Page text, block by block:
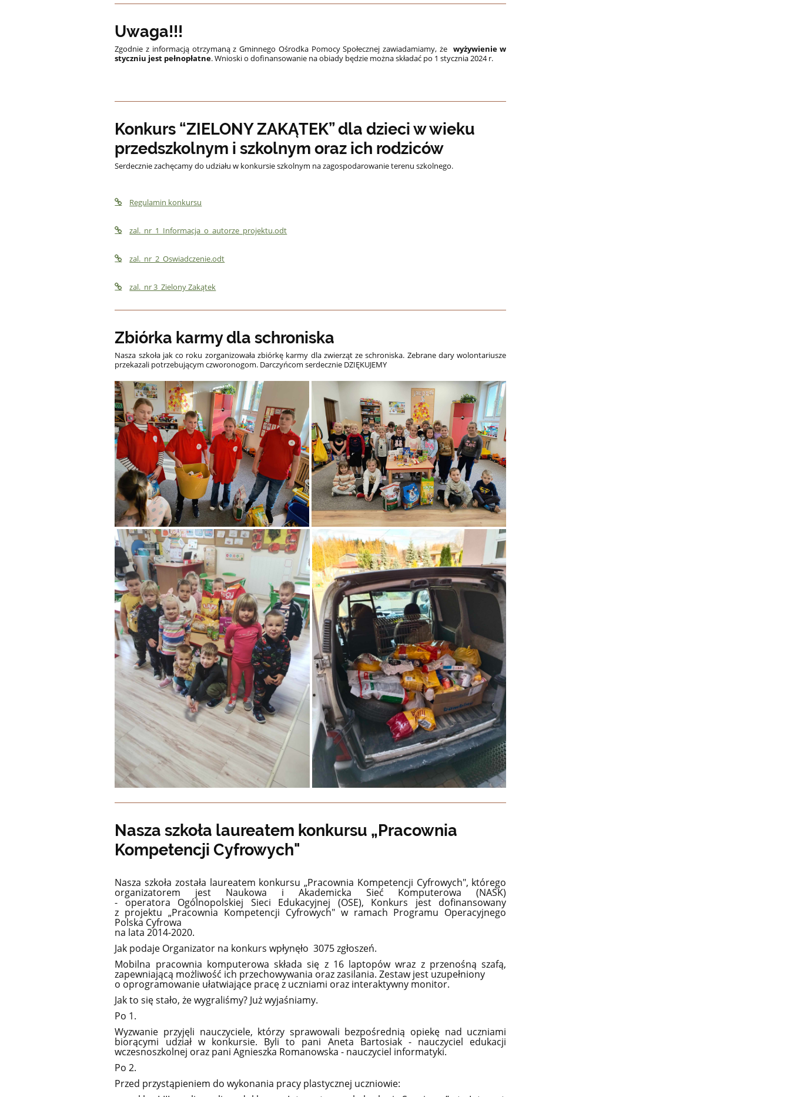
Uwaga!!!
Zgodnie z informacją otrzymaną z Gminnego Ośrodka Pomocy Społecznej zawiadamiamy, że wyżywienie w
styczniu jest pełnopłatne. Wnioski o dofinansowanie na obiady będzie można składać po 1 stycznia 2024 r.
Konkurs “ZIELONY ZAKĄTEK” dla dzieci w wieku
przedszkolnym i szkolnym oraz ich rodziców
Serdecznie zachęcamy do udziału w konkursie szkolnym na zagospodarowanie terenu szkolnego.
Regulamin konkursu
zal._nr_1_Informacja_o_autorze_projektu.odt
zal._nr_2_Oswiadczenie.odt
zal._nr 3_Zielony Zakątek
Zbiórka karmy dla schroniska
Nasza szkoła jak co roku zorganizowała zbiórkę karmy dla zwierząt ze schroniska. Zebrane dary wolontariusze
przekazali potrzebującym czworonogom. Darczyńcom serdecznie DZIĘKUJEMY
Nasza szkoła laureatem konkursu „Pracownia
Kompetencji Cyfrowych"
Nasza szkoła została laureatem konkursu „Pracownia Kompetencji Cyfrowych", którego
organizatorem jest Naukowa i Akademicka Sieć Komputerowa (NASK)
- operatora Ogólnopolskiej Sieci Edukacyjnej (OSE), Konkurs jest dofinansowany
z projektu „Pracownia Kompetencji Cyfrowych" w ramach Programu Operacyjnego
Polska Cyfrowa
na lata 2014-2020.
Jak podaje Organizator na konkurs wpłynęło 3075 zgłoszeń.
Mobilna pracownia komputerowa składa się z 16 laptopów wraz z przenośną szafą,
zapewniającą możliwość ich przechowywania oraz zasilania. Zestaw jest uzupełniony
o oprogramowanie ułatwiające pracę z uczniami oraz interaktywny monitor.
Jak to się stało, że wygraliśmy? Już wyjaśniamy.
Po 1.
Wyzwanie przyjęli nauczyciele, którzy sprawowali bezpośrednią opiekę nad uczniami
biorącymi udział w konkursie. Byli to pani Aneta Bartosiak - nauczyciel edukacji
wczesnoszkolnej oraz pani Agnieszka Romanowska - nauczyciel informatyki.
Po 2.
Przed przystąpieniem do wykonania pracy plastycznej uczniowie: